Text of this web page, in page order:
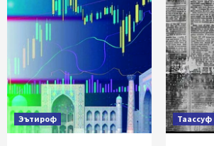
Эътироф Таассуф